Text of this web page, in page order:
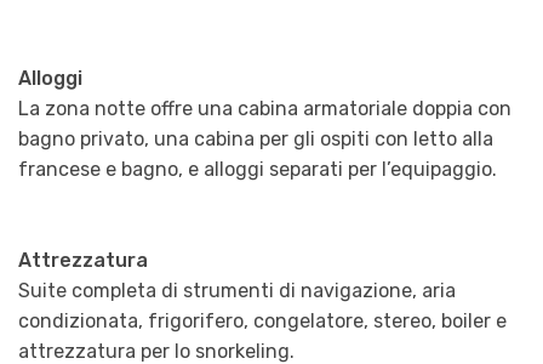
Alloggi
La zona notte offre una cabina armatoriale doppia con
bagno privato, una cabina per gli ospiti con letto alla
francese e bagno, e alloggi separati per l’equipaggio.
Attrezzatura
Suite completa di strumenti di navigazione, aria
condizionata, frigorifero, congelatore, stereo, boiler e
attrezzatura per lo snorkeling.